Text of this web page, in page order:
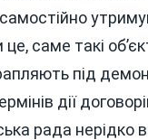
саме такі
під
дії
рада нерідко